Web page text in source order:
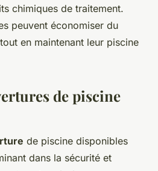
chimiques de traitement.
peuvent économiser du
en maintenant leur piscine
de piscine
de piscine disponibles
dans la sécurité et